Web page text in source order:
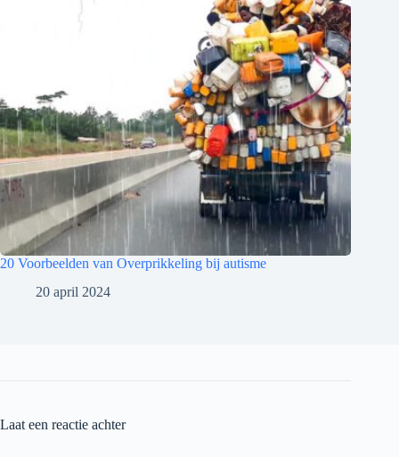
20 Voorbeelden van Overprikkeling bij autisme
20 april 2024
Laat een reactie achter